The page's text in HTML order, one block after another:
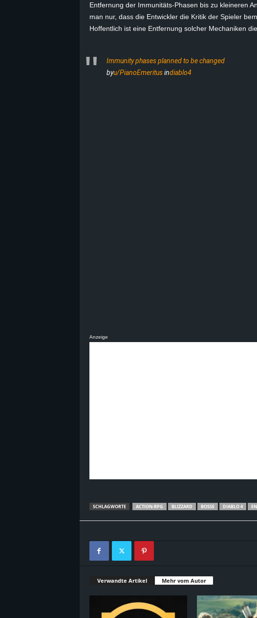
g
Entfernung der Immunitäts-Phasen bis zu kleineren
man nur, dass die Entwickler die Kritik der Spieler
Hoffentlich ist eine Entfernung solcher Mechaniken
Immunity phases planned to be changed
byu/PianoEmeritusindiablo4
Anzeige
SCHLAGWORTE ACTION-RPG BLIZZARD BOSSE DIABLO 4
Verwandte Artikel Mehr vom Autor